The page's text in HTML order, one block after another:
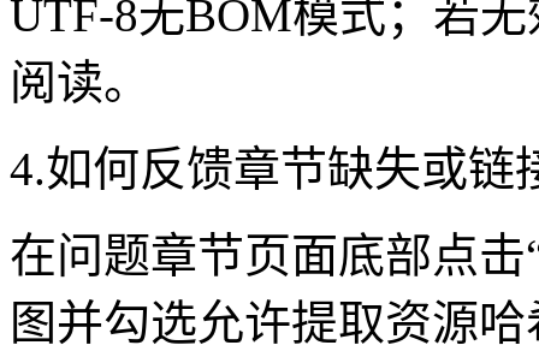
UTF-8无BOM模式；若
阅读。
‌4.如何反馈章节缺失或链
在问题章节页面底部点
图并勾选允许提取资源